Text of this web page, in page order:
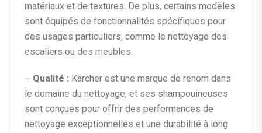
matériaux et de textures. De plus, certains modèles
sont équipés de fonctionnalités spécifiques pour
des usages particuliers, comme le nettoyage des
escaliers ou des meubles.
– Qualité : Kärcher est une marque de renom dans
le domaine du nettoyage, et ses shampouineuses
sont conçues pour offrir des performances de
nettoyage exceptionnelles et une durabilité à long